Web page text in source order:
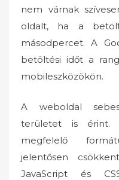
nem várnak
oldalt, ha a
másodpercet. A
betöltési időt a
mobileszközökön.
A weboldal
területet is érint.
megfelelő
jelentősen
JavaScript és